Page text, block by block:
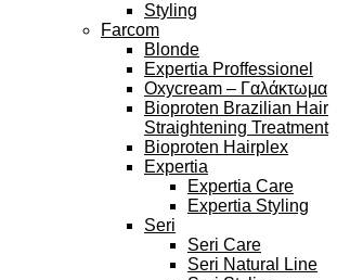
Styling
Farcom
Blonde
Expertia Proffessionel
Oxycream – Γαλάκτωμα
Bioproten Brazilian Hair
Straightening Treatment
Bioproten Hairplex
Expertia
Expertia Care
Expertia Styling
Seri
Seri Care
Seri Natural Line